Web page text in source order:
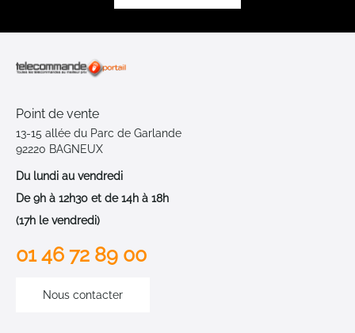
Point de vente
13-15 allée du Parc de Garlande
92220 BAGNEUX
Du lundi au vendredi
De 9h à 12h30 et de 14h à 18h
(17h le vendredi)
01 46 72 89 00
Nous contacter